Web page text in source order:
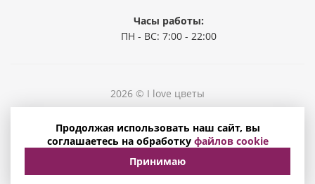
Часы работы:
ПН - ВС: 7:00 - 22:00
2026 © I love цветы
Политика конфиденциальности
Соглашение на обработку персональных данных
Продолжая использовать наш сайт, вы
соглашаетесь на обработку файлов cookie
Принимаю